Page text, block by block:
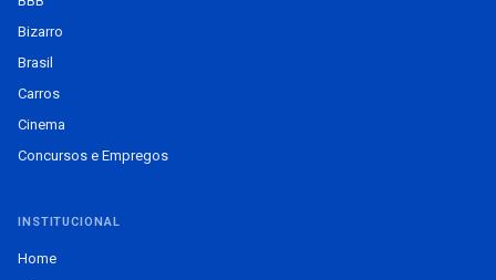
Bizarro
Brasil
Carros
Cinema
Concursos e Empregos
INSTITUCIONAL
Home